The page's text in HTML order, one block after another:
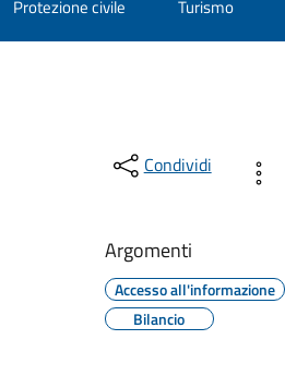
Protezione civile Turismo
Condividi
Argomenti
Accesso all'informazione
Bilancio